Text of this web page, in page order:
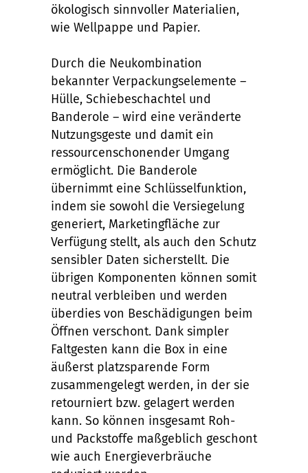
ökologisch sinnvoller Materialien,
wie Wellpappe und Papier.
Durch die Neukombination
bekannter Verpackungselemente –
Hülle, Schiebeschachtel und
Banderole – wird eine veränderte
Nutzungsgeste und damit ein
ressourcenschonender Umgang
ermöglicht. Die Banderole
übernimmt eine Schlüsselfunktion,
indem sie sowohl die Versiegelung
generiert, Marketingfläche zur
Verfügung stellt, als auch den Schutz
sensibler Daten sicherstellt. Die
übrigen Komponenten können somit
neutral verbleiben und werden
überdies von Beschädigungen beim
Öffnen verschont. Dank simpler
Faltgesten kann die Box in eine
äußerst platzsparende Form
zusammengelegt werden, in der sie
retourniert bzw. gelagert werden
kann. So können insgesamt Roh-
und Packstoffe maßgeblich geschont
wie auch Energieverbräuche